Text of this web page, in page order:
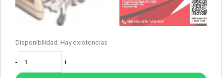
Disponibilidad: Hay existencias
- +